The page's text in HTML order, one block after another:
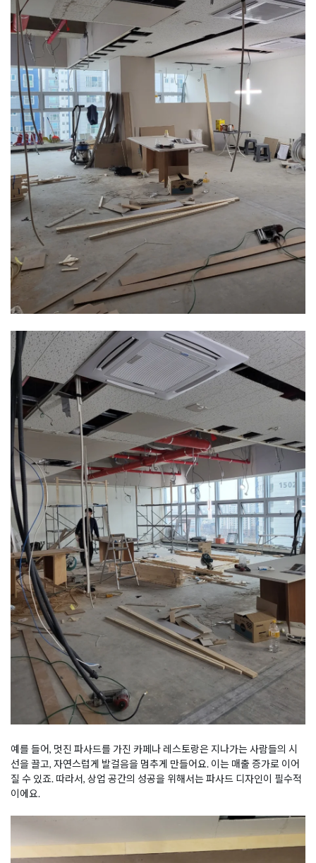
예를 들어, 멋진 파사드를 가진 카페나 레스토랑은 지나가는 사람들의 시
선을 끌고, 자연스럽게 발걸음을 멈추게 만들어요. 이는 매출 증가로 이어
질 수 있죠. 따라서, 상업 공간의 성공을 위해서는 파사드 디자인이 필수적
이에요.